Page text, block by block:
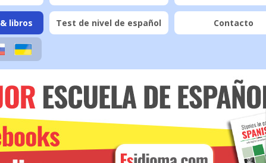
libros Test de nivel de español Contacto